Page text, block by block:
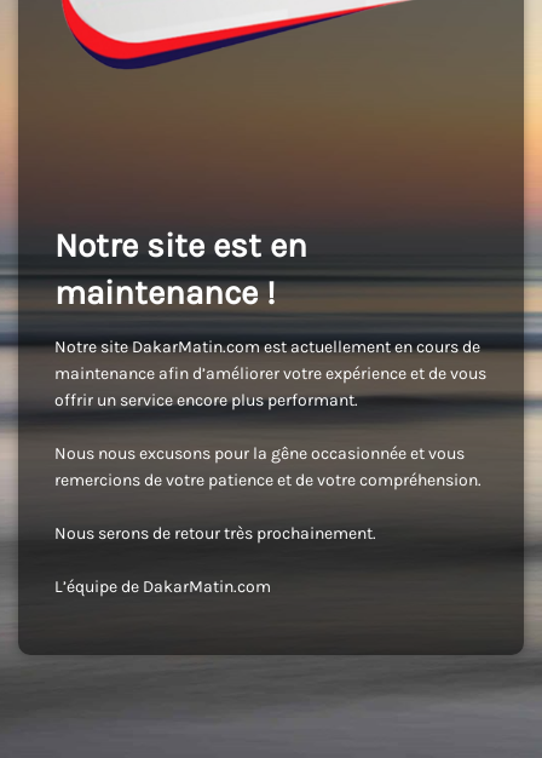
Notre site est en
maintenance !
Notre site DakarMatin.com est actuellement en cours de
maintenance afin d’améliorer votre expérience et de vous
offrir un service encore plus performant.
Nous nous excusons pour la gêne occasionnée et vous
remercions de votre patience et de votre compréhension.
Nous serons de retour très prochainement.
L’équipe de DakarMatin.com